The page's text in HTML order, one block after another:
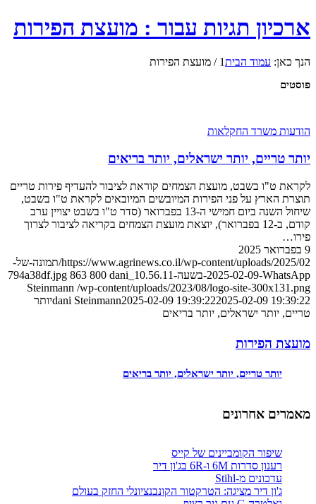
ארכיון תגיות עבור : מועצת הפירות
הנך כאן: עמוד הבית1
/ מועצת הפירות
פוסטים
הודעות משרד החקלאות
יותר טריים, יותר ישראלים, יותר בריאים
לקראת ט"ו בשבט, מועצת הצמחים קוראת לציבור להעדיף פירות טריים
תוצרת הארץ על פני הפירות המיובשים המיובאים לקראת ט"ו בשבט,
שיחול השנה ביום חמישי ה-13 בפברואר (סדר ט"ו בשבט יצויין ערב
קודם, ב-12 בפברואר), יוצאת מועצת הצמחים בקריאה לציבור לצרוך
פירו…
9 בפברואר 2025
https://www.agrinews.co.il/wp-content/uploads/2025/02/תמונה-של-
WhatsApp‏-2025-02-09-בשעה-10.56.11_794a38df.jpg
863 800 dani
Steinmann /wp-content/uploads/2023/08/logo-site-300x131.png
dani Steinmann2025-02-09 19:39:222025-02-09 19:39:22
יותר
טריים, יותר ישראלים, יותר בריאים
מועצת הפירות
יותר טריים, יותר ישראלים, יותר בריאים
מאמרים אחרונים
שיפור הקומביינים של קייס
רענון סדרות 6M ו-6R בג'ון דיר
עדכונים מ-Stihl
ג'ון דיר מציגה: הטרקטור הקונבנציונלי החזק בעולם